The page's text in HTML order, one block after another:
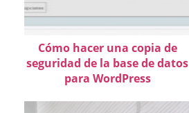
Cómo hacer una copia de
seguridad de la base de datos
para WordPress